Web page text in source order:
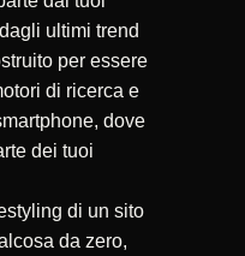
ultimi trend
per essere
di ricerca e
dove
dei tuoi
di un sito
da zero,